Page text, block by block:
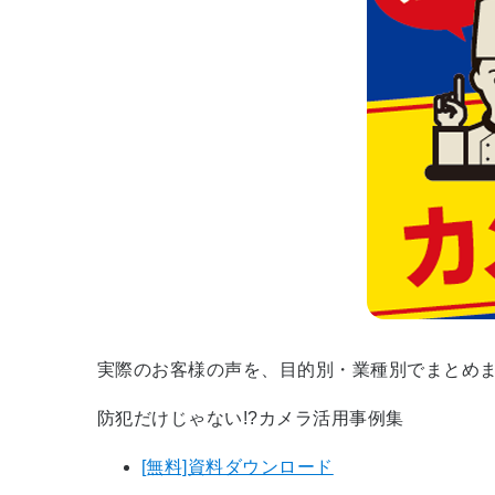
実際のお客様の声を、目的別・業種別でまとめ
防犯だけじゃない!?カメラ活用事例集
[無料]資料ダウンロード